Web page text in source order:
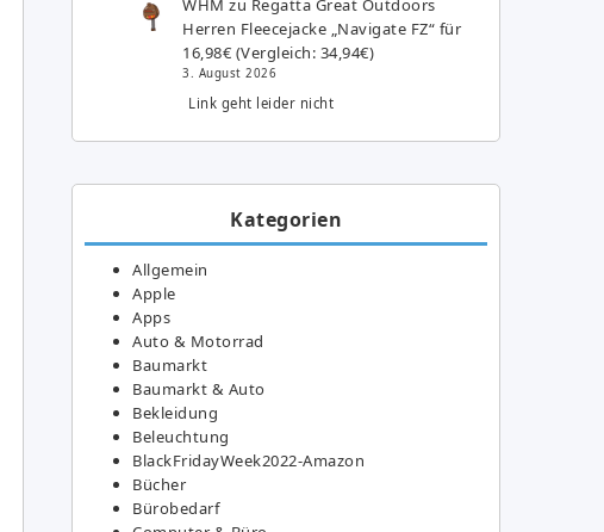
WHM zu Regatta Great Outdoors
Herren Fleecejacke „Navigate FZ“ für
16,98€ (Vergleich: 34,94€)
3. August 2026
Link geht leider nicht
Kategorien
Allgemein
Apple
Apps
Auto & Motorrad
Baumarkt
Baumarkt & Auto
Bekleidung
Beleuchtung
BlackFridayWeek2022-Amazon
Bücher
Bürobedarf